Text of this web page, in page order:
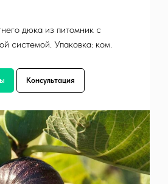
дюка из питомник с
системой. Упаковка: ком.
Консультация